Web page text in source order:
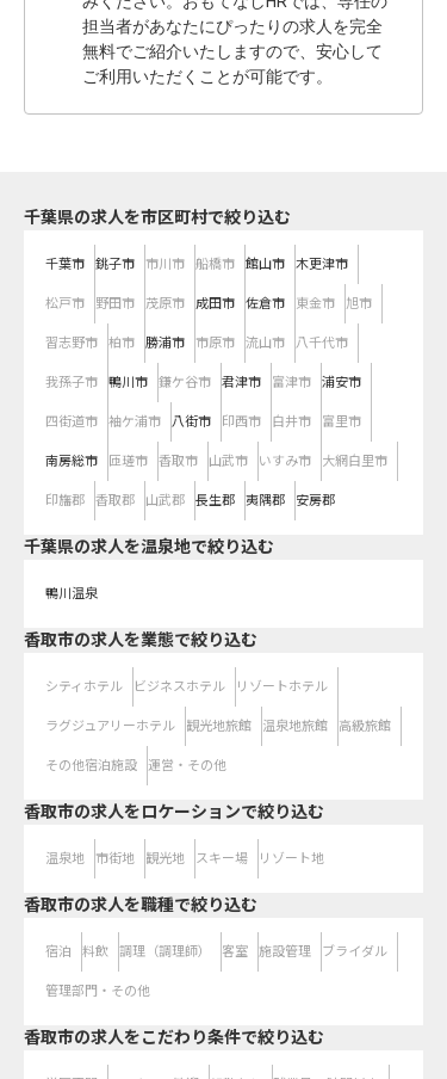
担当者があなたにぴったりの求人を完全
無料でご紹介いたしますので、安心して
ご利用いただくことが可能です。
千葉県の求人を市区町村で絞り込む
千葉市 銚子市 市川市 船橋市 館山市 木更津市
松戸市 野田市 茂原市 成田市 佐倉市 東金市 旭市
習志野市 柏市 勝浦市 市原市 流山市 八千代市
我孫子市 鴨川市 鎌ケ谷市 君津市 富津市 浦安市
四街道市 袖ケ浦市 八街市 印西市 白井市 富里市
南房総市 匝瑳市 香取市 山武市 いすみ市 大網白里市
印旛郡 香取郡 山武郡 長生郡 夷隅郡 安房郡
千葉県の求人を温泉地で絞り込む
鴨川温泉
香取市の求人を業態で絞り込む
シティホテル ビジネスホテル リゾートホテル
ラグジュアリーホテル 観光地旅館 温泉地旅館 高級旅館
その他宿泊施設 運営・その他
香取市の求人をロケーションで絞り込む
温泉地 市街地 観光地 スキー場 リゾート地
香取市の求人を職種で絞り込む
宿泊 料飲 調理（調理師） 客室 施設管理 ブライダル
管理部門・その他
香取市の求人をこだわり条件で絞り込む